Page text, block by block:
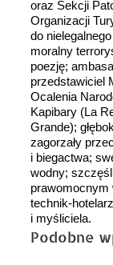
oraz Sekcji
Organizacji
do
moralny
poezję;
przedstawiciel
Ocalenia
Kapibary (La
Grande);
zagorzały
i biegactwa;
wodny;
prawomocnym
technik-
i myśliciela.
Podobne